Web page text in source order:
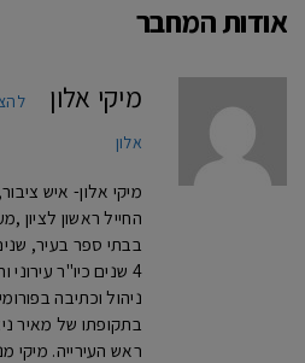
אודות המחבר
מיקי אלון
אלון
מיקי אלון- איש
בבתי ספר בעיר,
4 שנים כיו"ר
ניהול וכתיבה
בתקופתו של מאיר
ראש העירייה. מיקי